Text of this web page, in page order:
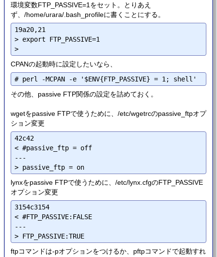
環境変数FTP_PASSIVE=1をセット。とりあえ
ず、/home/urara/.bash_profileに書くことにする。
19a20,21
> export FTP_PASSIVE=1
CPANの起動時に設定したいなら、
その他、passive FTP関係の設定を詰めておく。
wgetをpassive FTPで使うために、/etc/wgetrcのpassive_ftpオプ
ション変更
42c42
< #passive_ftp = off
---
lynxをpassive FTPで使うために、/etc/lynx.cfgのFTP_PASSIVE
オプション変更
3154c3154
< #FTP_PASSIVE:FALSE
---
ftpコマンドは-pオプションをつけるか、pftpコマンドで起動すれ